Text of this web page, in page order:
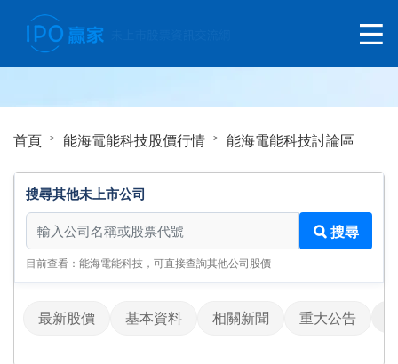
首頁 能海電能科技股價行情 能海電能科技討論區
搜尋其他未上市公司
搜尋其他未上市公司
搜尋
目前查看：能海電能科技，可直接查詢其他公司股價
最新股價 基本資料 相關新聞 重大公告